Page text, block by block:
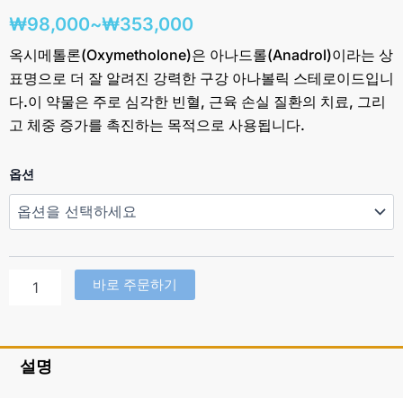
₩98,000~₩353,000가
격
범
위:
옥시메톨론(Oxymetholone)은 아나드롤(Anadrol)이라는 상
표명으로 더 잘 알려진 강력한 구강 아나볼릭 스테로이드입니
다.이 약물은 주로 심각한 빈혈, 근육 손실 질환의 치료, 그리
고 체중 증가를 촉진하는 목적으로 사용됩니다.
옵션
아
드
롤
시
50mg)
수
바로 주문하기
설명